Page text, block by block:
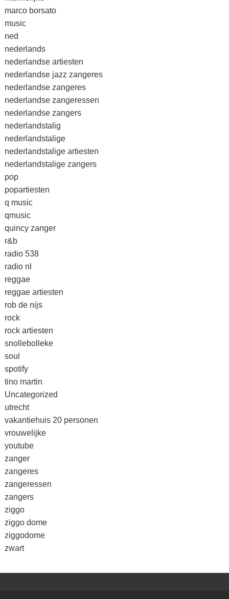
marco borsato
music
ned
nederlands
nederlandse artiesten
nederlandse jazz zangeres
nederlandse zangeres
nederlandse zangeressen
nederlandse zangers
nederlandstalig
nederlandstalige
nederlandstalige artiesten
nederlandstalige zangers
pop
popartiesten
q music
qmusic
quincy zanger
r&b
radio 538
radio nl
reggae
reggae artiesten
rob de nijs
rock
rock artiesten
snollebolleke
soul
spotify
tino martin
Uncategorized
utrecht
vakantiehuis 20 personen
vrouwelijke
youtube
zanger
zangeres
zangeressen
zangers
ziggo
ziggo dome
ziggodome
zwart